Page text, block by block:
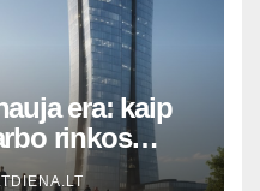
era: kaip
rinkos